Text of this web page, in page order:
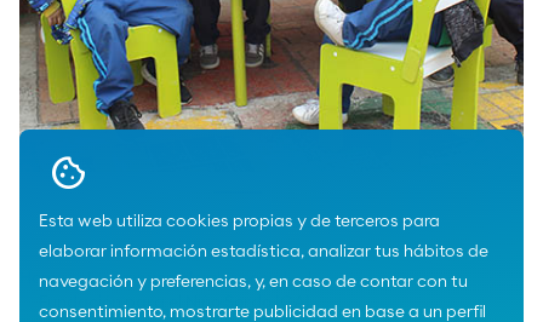
Esta web utiliza cookies propias y de terceros para
elaborar información estadística, analizar tus hábitos de
navegación y preferencias, y, en caso de contar con tu
consentimiento, mostrarte publicidad en base a un perfil
Home
Premios al valor social
Fundación para el Niño Sordo ICAL